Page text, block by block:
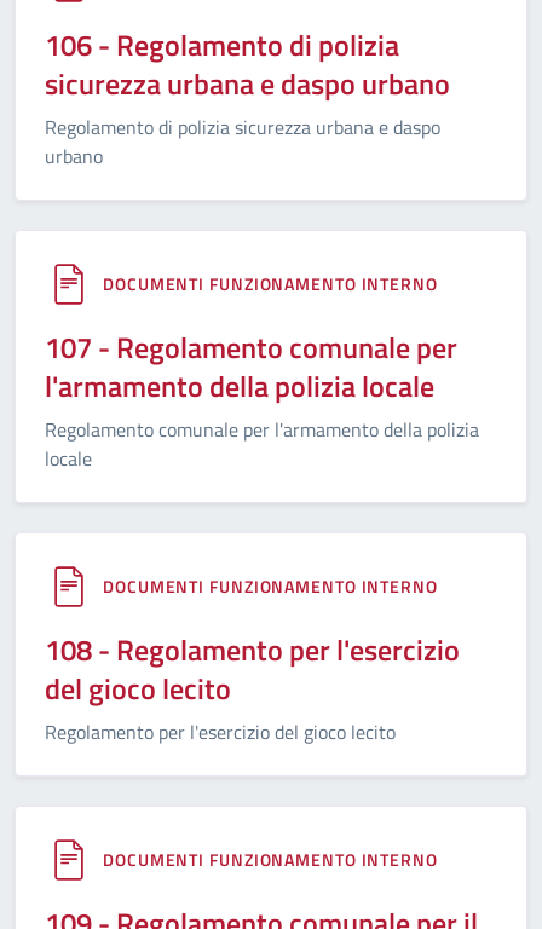
106 - Regolamento di polizia
sicurezza urbana e daspo urbano
Regolamento di polizia sicurezza urbana e daspo
urbano
DOCUMENTI FUNZIONAMENTO INTERNO
107 - Regolamento comunale per
l'armamento della polizia locale
Regolamento comunale per l'armamento della polizia
locale
DOCUMENTI FUNZIONAMENTO INTERNO
108 - Regolamento per l'esercizio
del gioco lecito
Regolamento per l'esercizio del gioco lecito
DOCUMENTI FUNZIONAMENTO INTERNO